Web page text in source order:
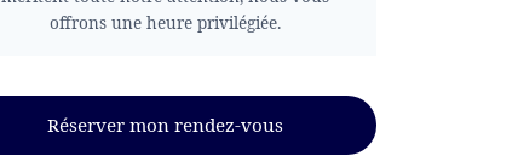
offrons une heure privilégiée.
Réserver mon rendez-vous